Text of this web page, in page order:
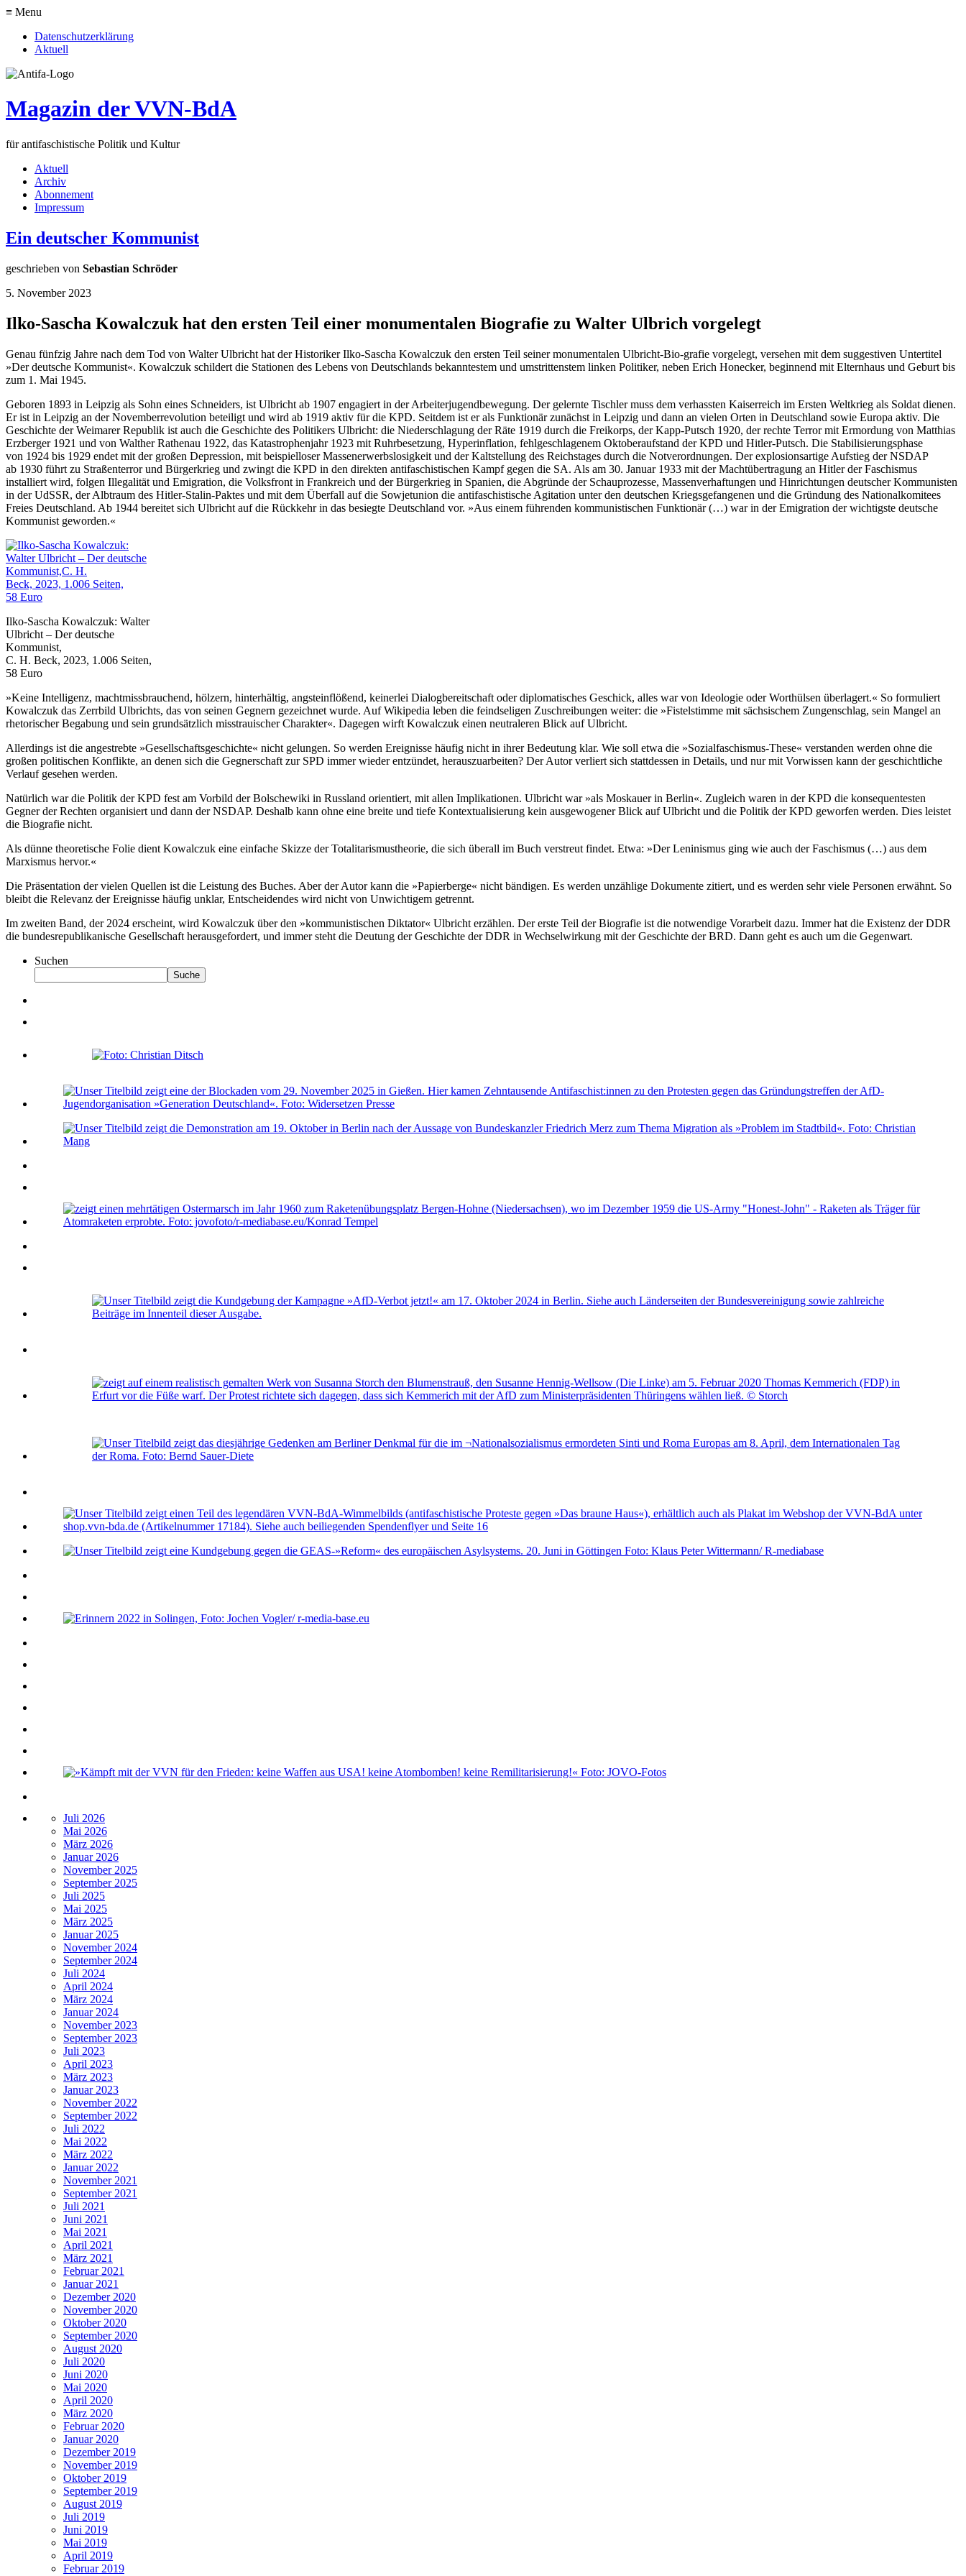
≡ Menu
Datenschutzerklärung
Aktuell
Magazin der VVN-BdA
für antifaschistische Politik und Kultur
Aktuell
Archiv
Abonnement
Impressum
Ein deutscher Kommunist
geschrieben von Sebastian Schröder
5. November 2023
Ilko-Sascha Kowalczuk hat den ersten Teil einer monumentalen Biografie zu Walter Ulbrich vorgelegt
Genau fünfzig Jahre nach dem Tod von Walter Ulbricht hat der Historiker Ilko-Sascha Kowalczuk den ersten Teil seiner monumentalen Ulbricht-Bio-grafie vorgelegt, versehen mit dem suggestiven Untertitel
»Der deutsche Kommunist«. Kowalczuk schildert die Stationen des Lebens von Deutschlands bekanntestem und umstrittenstem linken Politiker, neben Erich Honecker, beginnend mit Elternhaus und Geburt bis
zum 1. Mai 1945.
Geboren 1893 in Leipzig als Sohn eines Schneiders, ist Ulbricht ab 1907 engagiert in der Arbeiterjugendbewegung. Der gelernte Tischler muss dem verhassten Kaiserreich im Ersten Weltkrieg als Soldat dienen.
Er ist in Leipzig an der Novemberrevolution beteiligt und wird ab 1919 aktiv für die KPD. Seitdem ist er als Funktionär zunächst in Leipzig und dann an vielen Orten in Deutschland sowie Europa aktiv. Die
Geschichte der Weimarer Republik ist auch die Geschichte des Politikers Ulbricht: die Niederschlagung der Räte 1919 durch die Freikorps, der Kapp-Putsch 1920, der rechte Terror mit Ermordung von Matthias
Erzberger 1921 und von Walther Rathenau 1922, das Katastrophenjahr 1923 mit Ruhrbesetzung, Hyperinflation, fehlgeschlagenem Oktoberaufstand der KPD und Hitler-Putsch. Die Stabilisierungsphase
von 1924 bis 1929 endet mit der großen Depression, mit beispielloser Massenerwerbslosigkeit und der Kaltstellung des Reichstages durch die Notverordnungen. Der explosionsartige Aufstieg der NSDAP
ab 1930 führt zu Straßenterror und Bürgerkrieg und zwingt die KPD in den direkten antifaschistischen Kampf gegen die SA. Als am 30. Januar 1933 mit der Machtübertragung an Hitler der Faschismus
installiert wird, folgen Illegalität und Emigration, die Volksfront in Frankreich und der Bürgerkrieg in Spanien, die Abgründe der Schauprozesse, Massenverhaftungen und Hinrichtungen deutscher Kommunisten
in der UdSSR, der Albtraum des Hitler-Stalin-Paktes und mit dem Überfall auf die Sowjetunion die antifaschistische Agitation unter den deutschen Kriegsgefangenen und die Gründung des Nationalkomitees
Freies Deutschland. Ab 1944 bereitet sich Ulbricht auf die Rückkehr in das besiegte Deutschland vor. »Aus einem führenden kommunistischen Funktionär (…) war in der Emigration der wichtigste deutsche
Kommunist geworden.«
Ilko-Sascha Kowalczuk: Walter
Ulbricht – Der deutsche
Kommunist,
C. H. Beck, 2023, 1.006 Seiten,
58 Euro
»Keine Intelligenz, machtmissbrauchend, hölzern, hinterhältig, angsteinflößend, keinerlei Dialogbereitschaft oder diplomatisches Geschick, alles war von Ideologie oder Worthülsen überlagert.« So formuliert
Kowalczuk das Zerrbild Ulbrichts, das von seinen Gegnern gezeichnet wurde. Auf Wikipedia leben die feindseligen Zuschreibungen weiter: die »Fistelstimme mit sächsischem Zungenschlag, sein Mangel an
rhetorischer Begabung und sein grundsätzlich misstrauischer Charakter«. Dagegen wirft Kowalczuk einen neutraleren Blick auf Ulbricht.
Allerdings ist die angestrebte »Gesellschaftsgeschichte« nicht gelungen. So werden Ereignisse häufig nicht in ihrer Bedeutung klar. Wie soll etwa die »Sozialfaschismus-These« verstanden werden ohne die
großen politischen Konflikte, an denen sich die Gegnerschaft zur SPD immer wieder entzündet, herauszuarbeiten? Der Autor verliert sich stattdessen in Details, und nur mit Vorwissen kann der geschichtliche
Verlauf gesehen werden.
Natürlich war die Politik der KPD fest am Vorbild der Bolschewiki in Russland orientiert, mit allen Implikationen. Ulbricht war »als Moskauer in Berlin«. Zugleich waren in der KPD die konsequentesten
Gegner der Rechten organisiert und dann der NSDAP. Deshalb kann ohne eine breite und tiefe Kontextualisierung kein ausgewogener Blick auf Ulbricht und die Politik der KPD geworfen werden. Dies leistet
die Biografie nicht.
Als dünne theoretische Folie dient Kowalczuk eine einfache Skizze der Totalitarismustheorie, die sich überall im Buch verstreut findet. Etwa: »Der Leninismus ging wie auch der Faschismus (…) aus dem
Marxismus hervor.«
Die Präsentation der vielen Quellen ist die Leistung des Buches. Aber der Autor kann die »Papierberge« nicht bändigen. Es werden unzählige Dokumente zitiert, und es werden sehr viele Personen erwähnt. So
bleibt die Relevanz der Ereignisse häufig unklar, Entscheidendes wird nicht von Unwichtigem getrennt.
Im zweiten Band, der 2024 erscheint, wird Kowalczuk über den »kommunistischen Diktator« Ulbricht erzählen. Der erste Teil der Biografie ist die notwendige Vorarbeit dazu. Immer hat die Existenz der DDR
die bundesrepublikanische Gesellschaft herausgefordert, und immer steht die Deutung der Geschichte der DDR in Wechselwirkung mit der Geschichte der BRD. Dann geht es auch um die Gegenwart.
Suchen
Suche
Juli 2026
Mai 2026
März 2026
Januar 2026
November 2025
September 2025
Juli 2025
Mai 2025
März 2025
Januar 2025
November 2024
September 2024
Juli 2024
April 2024
März 2024
Januar 2024
November 2023
September 2023
Juli 2023
April 2023
März 2023
Januar 2023
November 2022
September 2022
Juli 2022
Mai 2022
März 2022
Januar 2022
November 2021
September 2021
Juli 2021
Juni 2021
Mai 2021
April 2021
März 2021
Februar 2021
Januar 2021
Dezember 2020
November 2020
Oktober 2020
September 2020
August 2020
Juli 2020
Juni 2020
Mai 2020
April 2020
März 2020
Februar 2020
Januar 2020
Dezember 2019
November 2019
Oktober 2019
September 2019
August 2019
Juli 2019
Juni 2019
Mai 2019
April 2019
Februar 2019